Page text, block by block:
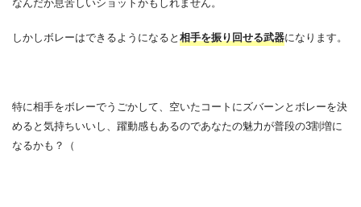
なんだか息苦しいショットかもしれません。
しかしボレーはできるようになると 相手を振り回せる武器になります。
特に相手をボレーでうごかして、空いたコートにズバーンとボレーを決
めると気持ちいいし、躍動感もあるのであなたの魅力が普段の3割増に
なるかも？（